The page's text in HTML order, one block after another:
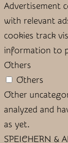
Advertisement
with relevant
cookies track
information to
Others
Others
Other
analyzed and
as yet.
SPEICHERN &